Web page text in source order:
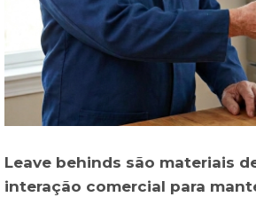
Leave behinds são materiais
interação comercial para